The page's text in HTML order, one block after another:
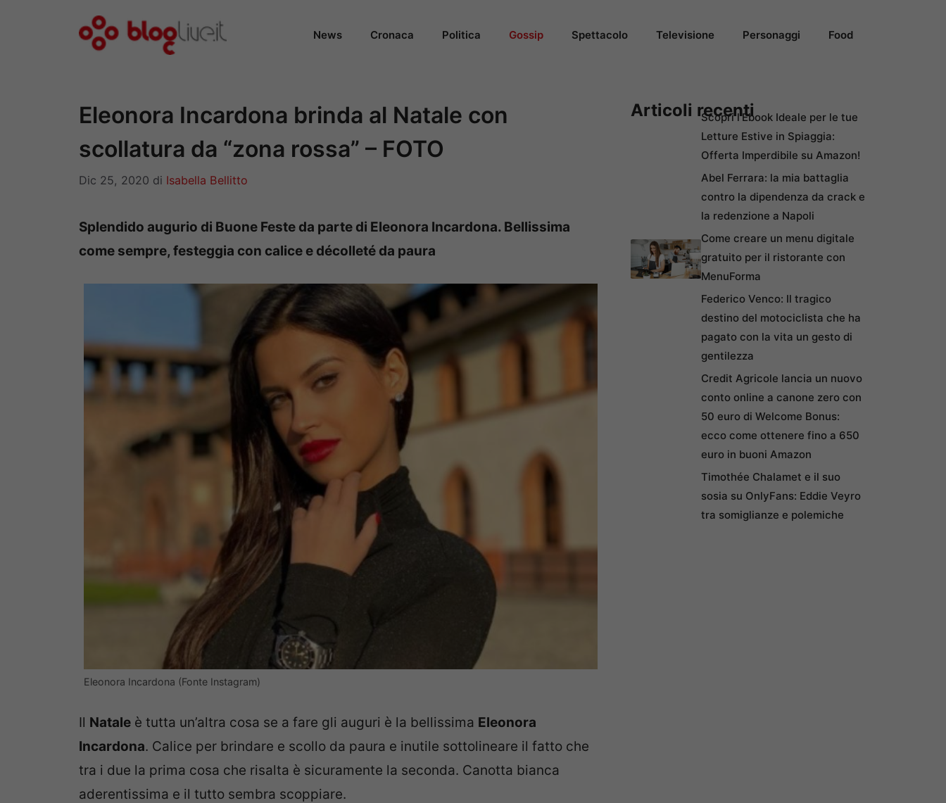
News Cronaca Politica Gossip Spettacolo Televisione Personaggi Food
Eleonora Incardona brinda al Natale con
scollatura da “zona rossa” – FOTO
Dic 25, 2020 di Isabella Bellitto
Splendido augurio di Buone Feste da parte di Eleonora Incardona. Bellissima
come sempre, festeggia con calice e décolleté da paura
Eleonora Incardona (Fonte Instagram)
Il Natale è tutta un’altra cosa se a fare gli auguri è la bellissima Eleonora
Incardona. Calice per brindare e scollo da paura e inutile sottolineare il fatto che
tra i due la prima cosa che risalta è sicuramente la seconda. Canotta bianca
aderentissima e il tutto sembra scoppiare.
Articoli recentiScopri l’Ebook Ideale per le tue
Letture Estive in Spiaggia:
Offerta Imperdibile su Amazon!
Abel Ferrara: la mia battaglia
contro la dipendenza da crack e
la redenzione a Napoli
Come creare un menu digitale
gratuito per il ristorante con
MenuForma
Federico Venco: Il tragico
destino del motociclista che ha
pagato con la vita un gesto di
gentilezza
Credit Agricole lancia un nuovo
conto online a canone zero con
50 euro di Welcome Bonus:
ecco come ottenere fino a 650
euro in buoni Amazon
Timothée Chalamet e il suo
sosia su OnlyFans: Eddie Veyro
tra somiglianze e polemiche